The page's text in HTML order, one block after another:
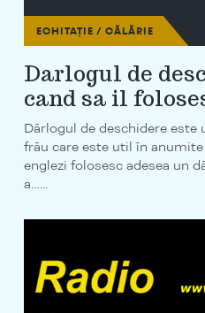
ECHITAȚIE / CĂLĂRIE
Darlogul de
cand sa il
Dârlogul de deschidere
frâu care este util în
englezi folosesc adesea un
a…...